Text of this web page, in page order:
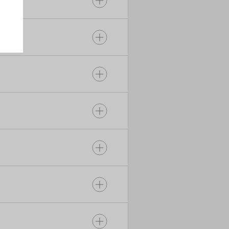
อมต่อ
ในพื้นที่
หลุด
หลุด
รงดัน
และข้อ
นาที